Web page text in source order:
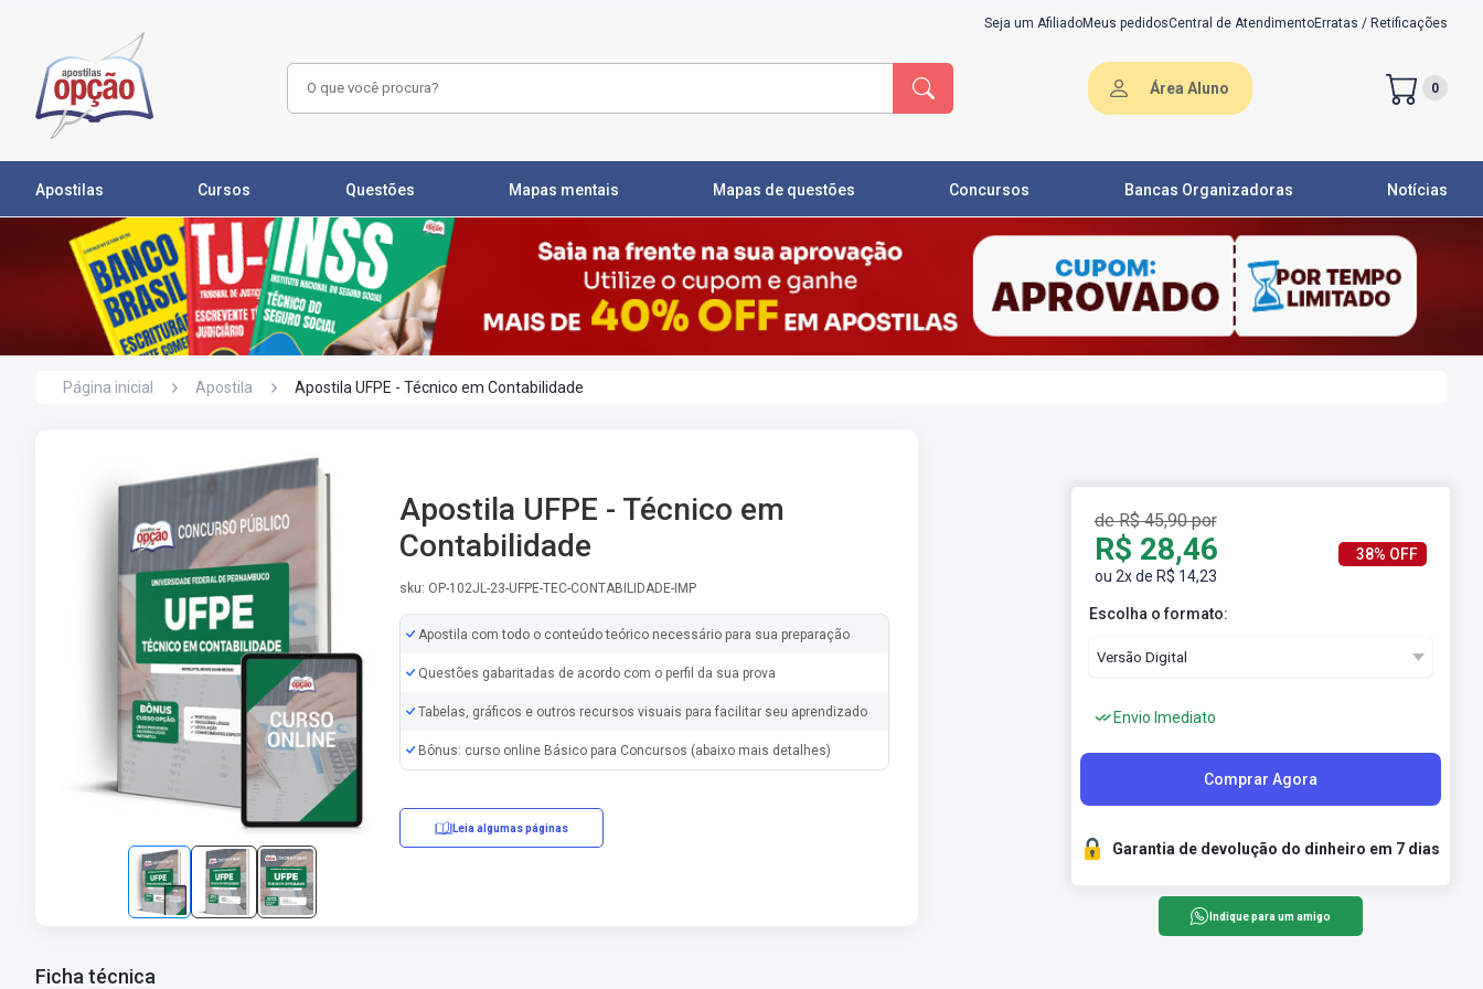
Seja um AfiliadoMeus pedidosCentral de AtendimentoErratas / Retificações
Área Aluno 0
Apostilas Cursos Questões Mapas mentais Mapas de questões Concursos Bancas Organizadoras Notícias
Página inicial Apostila Apostila UFPE - Técnico em Contabilidade
Apostila UFPE - Técnico em
Contabilidade
sku: OP-102JL-23-UFPE-TEC-CONTABILIDADE-IMP
Apostila com todo o conteúdo teórico necessário para sua preparação
Questões gabaritadas de acordo com o perfil da sua prova
Tabelas, gráficos e outros recursos visuais para facilitar seu aprendizado
Bônus: curso online Básico para Concursos (abaixo mais detalhes)
Leia algumas páginas
Ficha técnica
de R$ 45,90 por
R$ 28,46
ou 2x de R$ 14,23
38% OFF
Escolha o formato:
Envio Imediato
Comprar Agora
Garantia de devolução do dinheiro em 7 dias
Indique para um amigo